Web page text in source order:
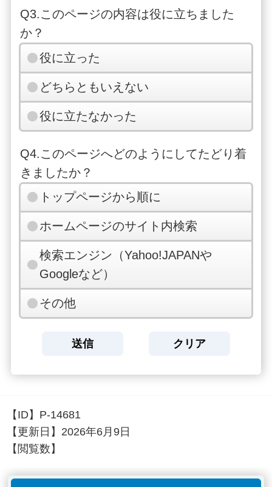
Q3.このページの内容は役に立ちました
か？
役に立った
どちらともいえない
役に立たなかった
Q4.このページへどのようにしてたどり着
きましたか？
トップページから順に
ホームページのサイト内検索
検索エンジン（Yahoo!JAPANや
Googleなど）
その他
【ID】 P-14681
【更新日】 2026年6月9日
【閲覧数】